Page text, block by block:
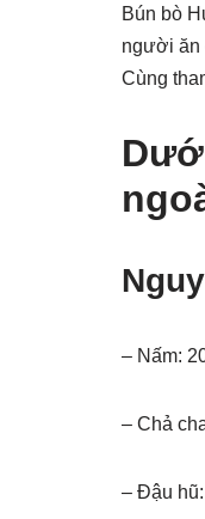
Bún bò
người ăn
Cùng
– Nấm:
– Chả
– Đậu